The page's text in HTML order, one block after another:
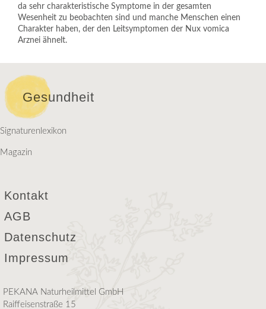
da sehr charakteristische Symptome in der gesamten
Wesenheit zu beobachten sind und manche Menschen einen
Charakter haben, der den Leitsymptomen der Nux vomica
Arznei ähnelt.
Gesundheit
Signaturenlexikon
Magazin
Kontakt
AGB
Datenschutz
Impressum
PEKANA Naturheilmittel GmbH
Raiffeisenstraße 15